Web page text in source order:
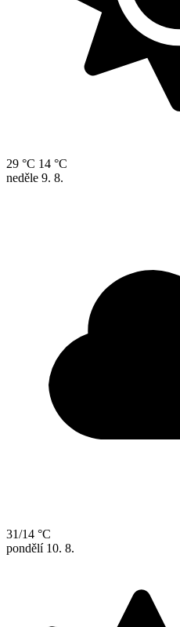
29 °C 14 °C
neděle 9. 8.
31/14 °C
pondělí 10. 8.